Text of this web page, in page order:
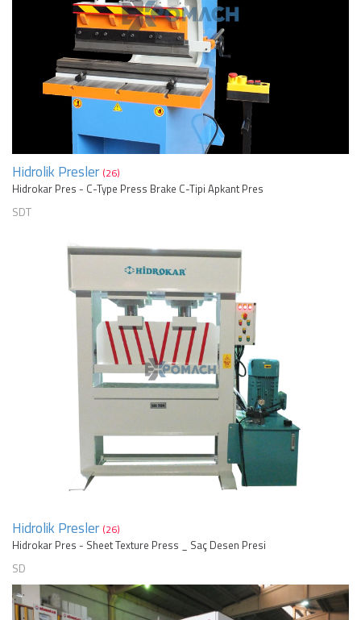
Hidrolik Presler (26)
Hidrokar Pres - C-Type Press Brake C-Tipi Apkant Pres
SDT
Hidrolik Presler (26)
Hidrokar Pres - Sheet Texture Press _ Saç Desen Presi
SD